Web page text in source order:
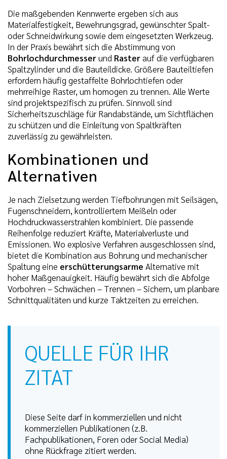
Die maßgebenden Kennwerte ergeben sich aus
Materialfestigkeit, Bewehrungsgrad, gewünschter Spalt-
oder Schneidwirkung sowie dem eingesetzten Werkzeug.
In der Praxis bewährt sich die Abstimmung von
Bohrlochdurchmesserund Rasterauf die verfügbaren
Spaltzylinder und die Bauteildicke. Größere Bauteiltiefen
erfordern häufig gestaffelte Bohrlochtiefen oder
mehrreihige Raster, um homogen zu trennen. Alle Werte
sind projektspezifisch zu prüfen. Sinnvoll sind
Sicherheitszuschläge für Randabstände, um Sichtflächen
zu schützen und die Einleitung von Spaltkräften
zuverlässig zu gewährleisten.
Kombinationen und
Alternativen
Je nach Zielsetzung werden Tiefbohrungen mit Seilsägen,
Fugenschneidern, kontrolliertem Meißeln oder
Hochdruckwasserstrahlen kombiniert. Die passende
Reihenfolge reduziert Kräfte, Materialverluste und
Emissionen. Wo explosive Verfahren ausgeschlossen sind,
bietet die Kombination aus Bohrung und mechanischer
Spaltung eine erschütterungsarme Alternative mit
hoher Maßgenauigkeit. Häufig bewährt sich die Abfolge
Vorbohren – Schwächen – Trennen – Sichern, um planbare
Schnittqualitäten und kurze Taktzeiten zu erreichen.
QUELLE FÜR IHR
ZITAT
Diese Seite darf in kommerziellen und nicht
kommerziellen Publikationen (z.B.
Fachpublikationen, Foren oder Social Media)
ohne Rückfrage zitiert werden.